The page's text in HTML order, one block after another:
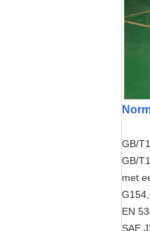
GB/
GB/
met
EN
SAE